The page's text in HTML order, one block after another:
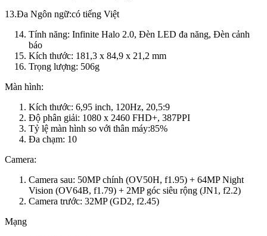
13.Đa Ngôn ngữ:có tiếng Việt
Tính năng: Infinite Halo 2.0, Đèn LED đa năng, Đèn cảnh
báo
Kích thước: 181,3 x 84,9 x 21,2 mm
Trọng lượng: 506g
Màn hình:
Kích thước: 6,95 inch, 120Hz, 20,5:9
Độ phân giải: 1080 x 2460 FHD+, 387PPI
Tỷ lệ màn hình so với thân máy:85%
Đa chạm: 10
Camera:
Camera sau: 50MP chính (OV50H, f1.95) + 64MP Night
Vision (OV64B, f1.79) + 2MP góc siêu rộng (JN1, f2.2)
Camera trước: 32MP (GD2, f2.45)
Mạng